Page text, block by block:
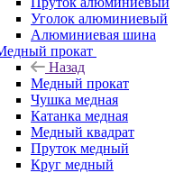
Уголок алюминиевый
Алюминиевая шина
прокат
Назад
Медный прокат
Чушка медная
Катанка медная
Медный квадрат
Пруток медный
Круг медный